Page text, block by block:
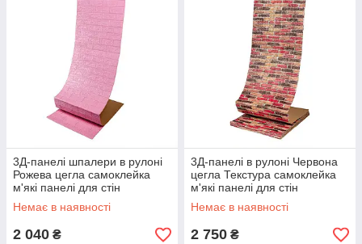
3Д-панелі шпалери в рулоні
Рожева цегла самоклейка
м'які панелі для стін
700мм*20м*3мм R004-3-20
SW-00001471
Немає в наявності
2 040 ₴
3Д-панелі в рулоні Червона
цегла Текстура самоклейка
м'які панелі для стін
700мм*20м*3мм R047-3-20
SW-00001357
Немає в наявності
2 750 ₴